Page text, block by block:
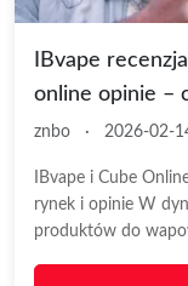
IBvape
online opinie –
znbo · 2026-02-
IBvape i Cube
rynek i opinie W
produktów do